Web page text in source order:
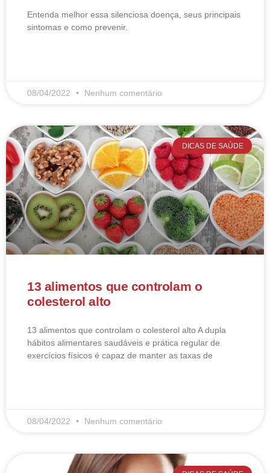
Entenda melhor essa silenciosa doença, seus principais
sintomas e como prevenir.
08/04/2022 Nenhum comentário
DICAS DE SAÚDE
13 alimentos que controlam o
colesterol alto
13 alimentos que controlam o colesterol alto​ A dupla
hábitos alimentares saudáveis e prática regular de
exercícios físicos é capaz de manter as taxas de
08/04/2022 Nenhum comentário